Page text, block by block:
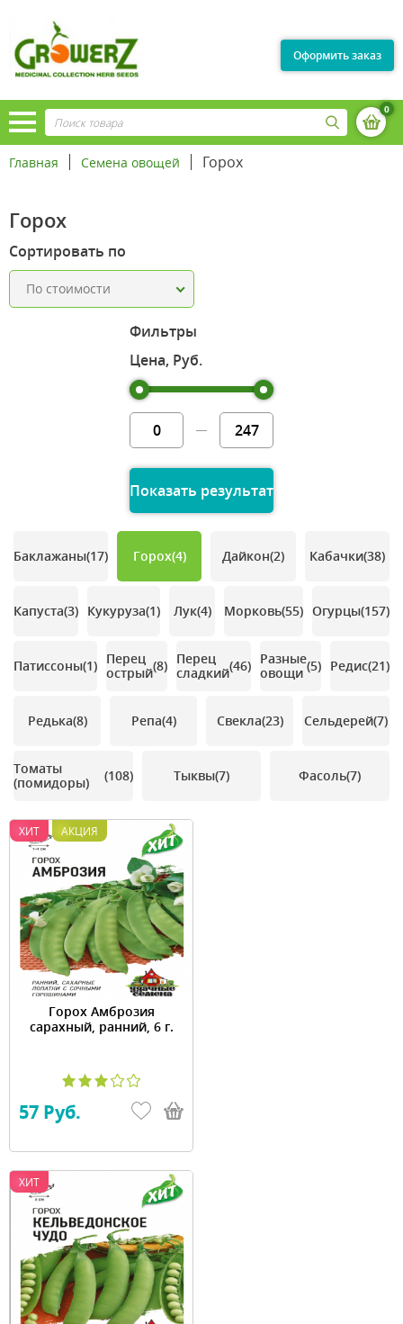
Оформить заказ
0
Главная Семена овощей Горох
Горох
Баклажаны(17) Горох(4) Дайкон(2) Кабачки(38)
Капуста(3) Кукуруза(1) Лук(4) Морковь(55) Огурцы(157)
Патиссоны(1) Перец
острый(8) Перец
сладкий(46) Разные
овощи (5) Редис(21)
Редька(8) Репа(4) Свекла(23) Сельдерей(7)
Томаты
(помидоры)
(108) Тыквы(7) Фасоль(7)
Сортировать по
По стоимости
Фильтры
Цена, Руб.
Показать результат
ХИТ АКЦИЯ
Горох Амброзия
сарахный, ранний, 6 г.
57 Руб.
ХИТ